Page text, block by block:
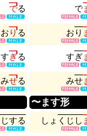
でる で
お りる お り
すぎる すぎ
みせる みせ
〜ます形
じする し ょ く じ し